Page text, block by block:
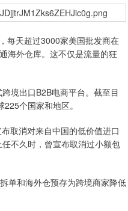
每天超过3000家美国批发商在
海外仓库。这不仅是流量的狂
境出口B2B电商平台。截至目
个国家和地区。
取消对来自中国的低价值进口
不久时，曾宣布取消过小额包
单和海外仓预存为跨境商家降低